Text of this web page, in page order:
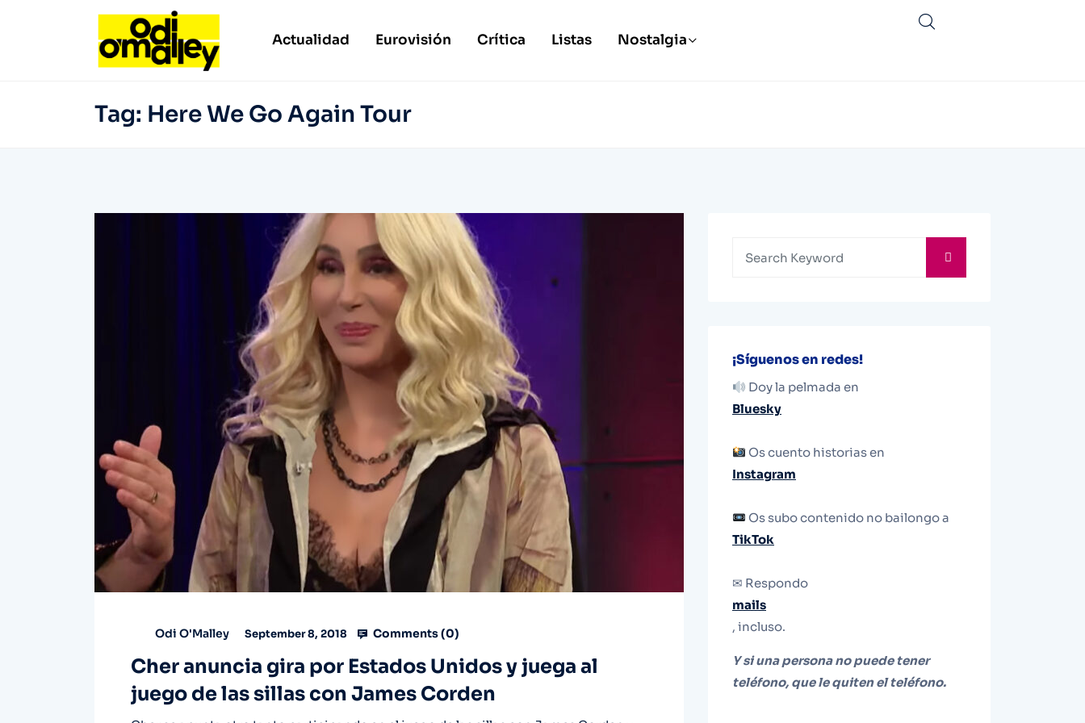
Actualidad Eurovisión Crítica Listas Nostalgia
Tag: Here We Go Again Tour
Odi O'Malley September 8, 2018 Comments (0)
Cher anuncia gira por Estados Unidos y juega al
juego de las sillas con James Corden
¡Síguenos en redes!
Doy la pelmada en
Bluesky
Os cuento historias en
Instagram
Os subo contenido no bailongo a
TikTok
✉ Respondo
mails
, incluso.
Y si una persona no puede tener
teléfono, que le quiten el teléfono.